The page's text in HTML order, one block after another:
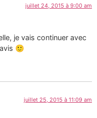
juillet 24, 2015 à 9:00 am
je vais continuer avec
🙂
juillet 25, 2015 à 11:09 am